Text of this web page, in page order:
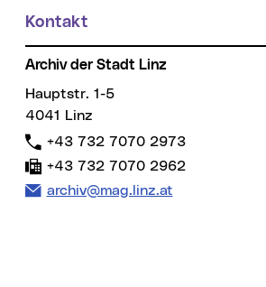
Kontakt
Archiv der Stadt Linz
Hauptstr. 1-5
4041 Linz
Telefon:
+43 732 7070 2973
Fax:
+43 732 7070 2962
E-Mail Adresse:
archiv@mag.linz.at